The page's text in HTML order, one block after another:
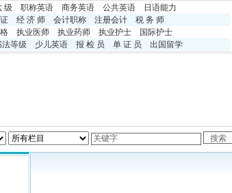
级 职称英语 商务英语 公共英语
日语能力
经 济 师 会计职称 注册会计
税 务 师
执业医师 执业药师 执业护士
国际护士
法等级 少儿英语 报 检 员 单 证 员 出国留学